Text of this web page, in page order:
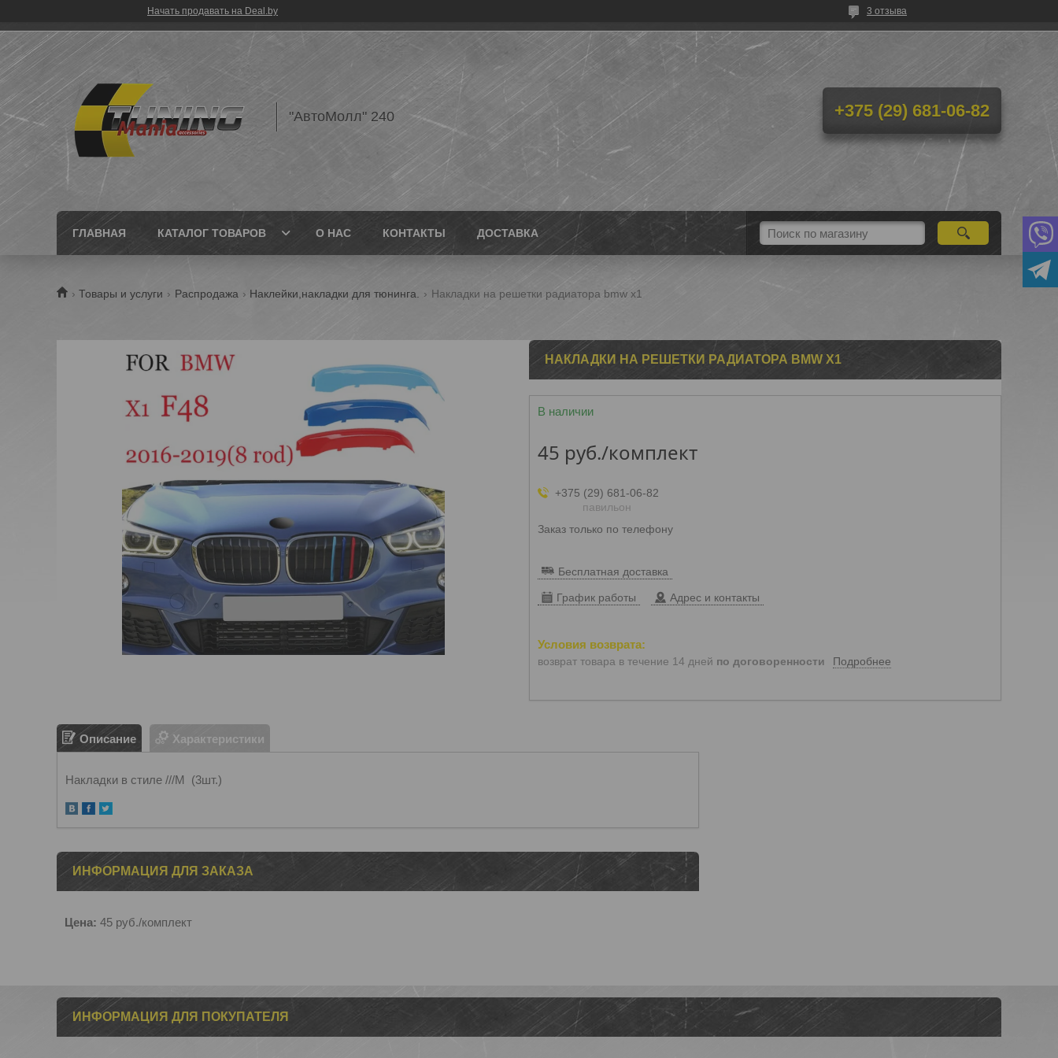
Начать продавать на Deal.by 3 отзыва
"АвтоМолл" 240 +375 (29) 681-06-82
ГЛАВНАЯ КАТАЛОГ ТОВАРОВ О НАС КОНТАКТЫ ДОСТАВКА
Товары и услуги Распродажа Наклейки,накладки для тюнинга. Накладки на решетки радиатора bmw x1
НАКЛАДКИ НА РЕШЕТКИ РАДИАТОРА BMW X1
В наличии
45 руб./комплект
+375 (29) 681-06-82
павильон
Заказ только по телефону
Бесплатная доставка
График работы Адрес и контакты
возврат товара в течение 14 дней по договоренности Подробнее
Описание Характеристики
Накладки в стиле ///М (3шт.)
ИНФОРМАЦИЯ ДЛЯ ЗАКАЗА
Цена: 45 руб./комплект
ИНФОРМАЦИЯ ДЛЯ ПОКУПАТЕЛЯ